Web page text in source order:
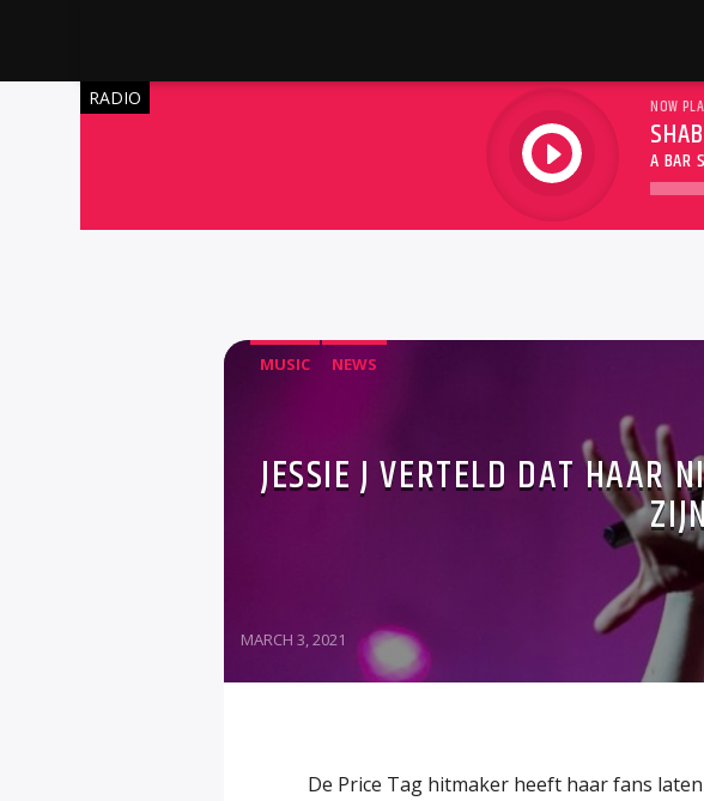
RADIO
play
NOW
A BAR
MUSIC NEWS
JESSIE J VERTELD DAT HAAR
MARCH 3, 2021
De Price Tag hitmaker heeft haar fans